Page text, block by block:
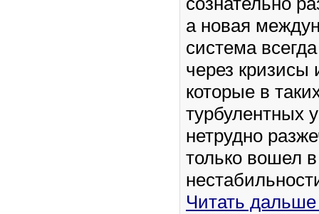
а новая
система
через кризисы
которые в
турбулентных
нетрудно
только вошел
Читать